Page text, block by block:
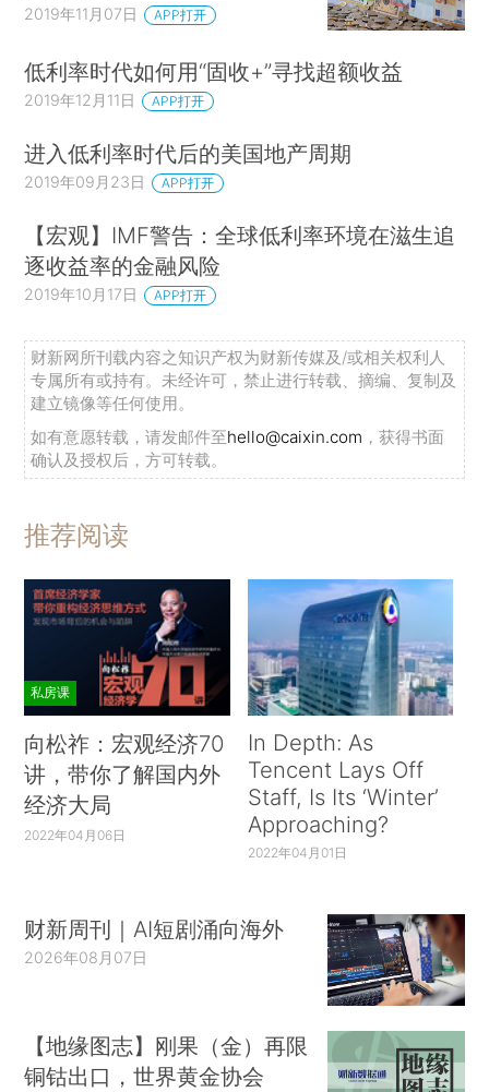
2019年11月07日 APP打开
低利率时代如何用“固收+”寻找超额收益
2019年12月11日 APP打开
进入低利率时代后的美国地产周期
2019年09月23日 APP打开
【宏观】IMF警告：全球低利率环境在滋生追
逐收益率的金融风险
2019年10月17日 APP打开
财新网所刊载内容之知识产权为财新传媒及/或相关权利人
专属所有或持有。未经许可，禁止进行转载、摘编、复制及
建立镜像等任何使用。
如有意愿转载，请发邮件至hello@caixin.com ，获得书面
确认及授权后，方可转载。
推荐阅读
私房课
向松祚：宏观经济70
讲，带你了解国内外
经济大局
2022年04月06日
In Depth: As
Tencent Lays Off
Staff, Is Its ‘Winter’
Approaching?
2022年04月01日
财新周刊｜AI短剧涌向海外
2026年08月07日
【地缘图志】刚果（金）再限
铜钴出口，世界黄金协会